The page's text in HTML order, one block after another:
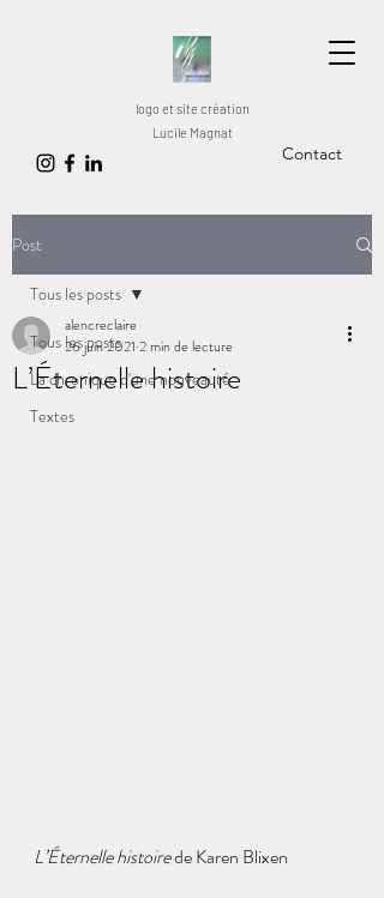
logo et site création
Lucile Magnat
Contact
Post
Tous les posts
La chronique d'une nouveauté
Textes
Tous les posts
L’Éternelle histoire
alencreclaire
26 juin 2021 2 min de lecture
L’Éternelle histoire de Karen Blixen